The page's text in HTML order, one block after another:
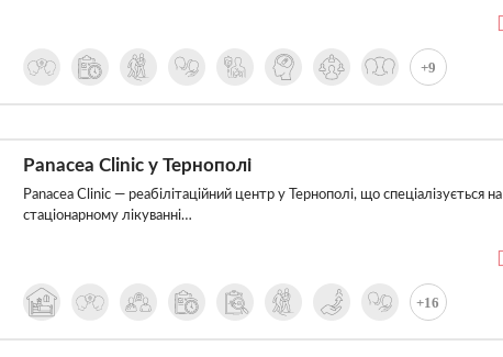
+9
Panacea Clinic у Тернополі
Panacea Clinic — реабілітаційний центр у Тернополі, що спеціалізується на
стаціонарному лікуванні…
+16